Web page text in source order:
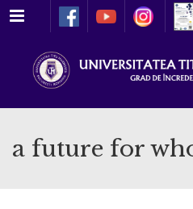
Meniu
a future for